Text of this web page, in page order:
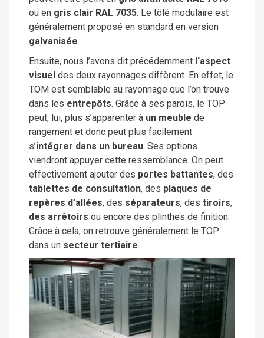
ou en gris clair RAL 7035. Le tôlé modulaire est
généralement proposé en standard en version
galvanisée.
Ensuite, nous l’avons dit précédemment l‘aspect
visuel des deux rayonnages diffèrent. En effet, le
TOM est semblable au rayonnage que l’on trouve
dans les entrepôts. Grâce à ses parois, le TOP
peut, lui, plus s’apparenter à un meuble de
rangement et donc peut plus facilement
s’intégrer dans un bureau. Ses options
viendront appuyer cette ressemblance. On peut
effectivement ajouter des portes battantes, des
tablettes de consultation, des plaques de
repères d’allées, des séparateurs, des tiroirs,
des arrêtoirs ou encore des plinthes de finition.
Grâce à cela, on retrouve généralement le TOP
dans un secteur tertiaire.